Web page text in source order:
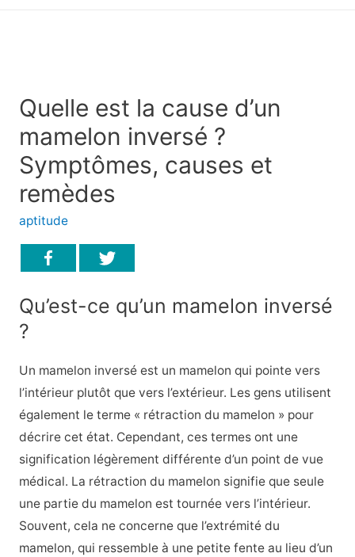
Quelle est la cause d’un
mamelon inversé ?
Symptômes, causes et
remèdes
aptitude
Qu’est-ce qu’un mamelon inversé
?
Un mamelon inversé est un mamelon qui pointe vers
l’intérieur plutôt que vers l’extérieur. Les gens utilisent
également le terme « rétraction du mamelon » pour
décrire cet état. Cependant, ces termes ont une
signification légèrement différente d’un point de vue
médical. La rétraction du mamelon signifie que seule
une partie du mamelon est tournée vers l’intérieur.
Souvent, cela ne concerne que l’extrémité du
mamelon, qui ressemble à une petite fente au lieu d’un